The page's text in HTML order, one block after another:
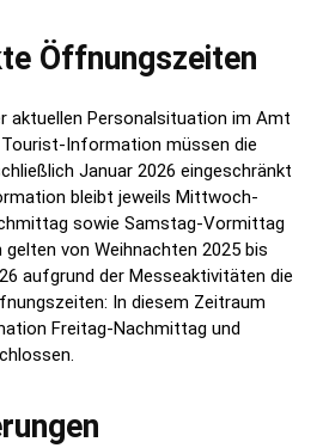
Öffnungszeiten
aktuellen Personalsituation im Amt
Information müssen die
Januar 2026 eingeschränkt
bleibt jeweils Mittwoch-
sowie Samstag-Vormittag
von Weihnachten 2025 bis
aufgrund der Messeaktivitäten die
In diesem Zeitraum
Freitag-Nachmittag und